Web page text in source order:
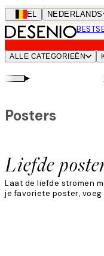
Skip
to
main
content.
BEL NEDERLANDS
ALLE CATEGORIEËN
▸
Liefde
Posters
Laat de liefde stromen
je favoriete poster,